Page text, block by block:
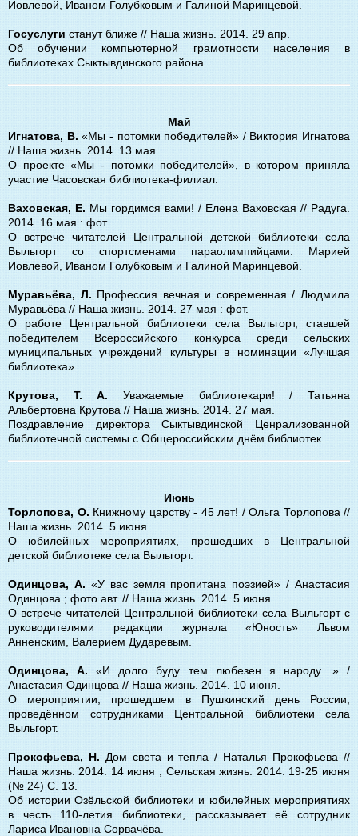
Иовлевой, Иваном Голубковым и Галиной Маринцевой.
Госуслуги станут ближе // Наша жизнь. 2014. 29 апр.
Об обучении компьютерной грамотности населения в
библиотеках Сыктывдинского района.
Май
Игнатова, В. «Мы - потомки победителей» / Виктория Игнатова
// Наша жизнь. 2014. 13 мая.
О проекте «Мы - потомки победителей», в котором приняла
участие Часовская библиотека-филиал.
Ваховская, Е. Мы гордимся вами! / Елена Ваховская // Радуга.
2014. 16 мая : фот.
О встрече читателей Центральной детской библиотеки села
Выльгорт со спортсменами параолимпийцами: Марией
Иовлевой, Иваном Голубковым и Галиной Маринцевой.
Муравьёва, Л. Профессия вечная и современная / Людмила
Муравьёва // Наша жизнь. 2014. 27 мая : фот.
О работе Центральной библиотеки села Выльгорт, ставшей
победителем Всероссийского конкурса среди сельских
муниципальных учреждений культуры в номинации «Лучшая
библиотека».
Крутова, Т. А. Уважаемые библиотекари! / Татьяна
Альбертовна Крутова // Наша жизнь. 2014. 27 мая.
Поздравление директора Сыктывдинской Ценрализованной
библиотечной системы с Общероссийским днём библиотек.
Июнь
Торлопова, О. Книжному царству - 45 лет! / Ольга Торлопова //
Наша жизнь. 2014. 5 июня.
О юбилейных мероприятиях, прошедших в Центральной
детской библиотеке села Выльгорт.
Одинцова, А. «У вас земля пропитана поэзией» / Анастасия
Одинцова ; фото авт. // Наша жизнь. 2014. 5 июня.
О встрече читателей Центральной библиотеки села Выльгорт с
руководителями редакции журнала «Юность» Львом
Анненским, Валерием Дударевым.
Одинцова, А. «И долго буду тем любезен я народу…» /
Анастасия Одинцова // Наша жизнь. 2014. 10 июня.
О мероприятии, прошедшем в Пушкинский день России,
проведённом сотрудниками Центральной библиотеки села
Выльгорт.
Прокофьева, Н. Дом света и тепла / Наталья Прокофьева //
Наша жизнь. 2014. 14 июня ; Сельская жизнь. 2014. 19-25 июня
(№ 24) С. 13.
Об истории Озёльской библиотеки и юбилейных мероприятиях
в честь 110-летия библиотеки, рассказывает её сотрудник
Лариса Ивановна Сорвачёва.